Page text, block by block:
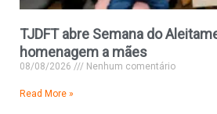
TJDFT abre Semana do
homenagem a mães
08/08/2026 Nenhum comentário
Read More »